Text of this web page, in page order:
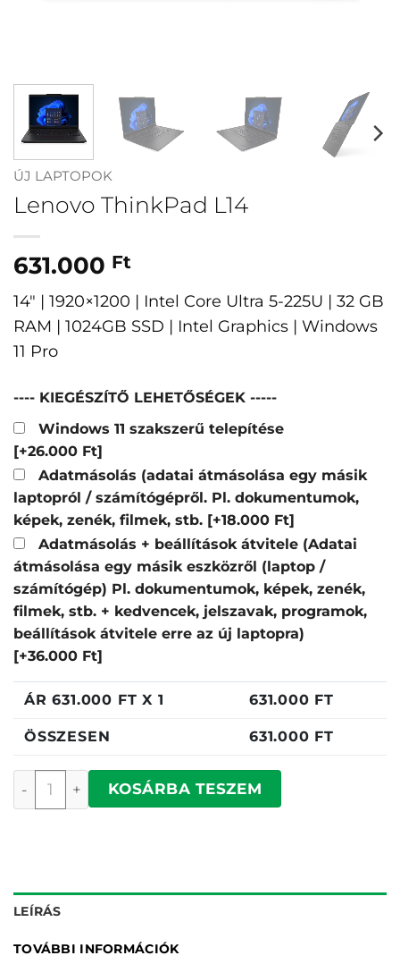
ÚJ LAPTOPOK
Lenovo ThinkPad L14
631.000 Ft
14″ | 1920×1200 | Intel Core Ultra 5-225U | 32 GB
RAM | 1024GB SSD | Intel Graphics | Windows
11 Pro
---- KIEGÉSZÍTŐ LEHETŐSÉGEK -----
Windows 11 szakszerű telepítése
[+26.000 Ft]
Adatmásolás (adatai átmásolása egy másik
laptopról / számítógépről. Pl. dokumentumok,
képek, zenék, filmek, stb. [+18.000 Ft]
Adatmásolás + beállítások átvitele (Adatai
átmásolása egy másik eszközről (laptop /
számítógép) Pl. dokumentumok, képek, zenék,
filmek, stb. + kedvencek, jelszavak, programok,
beállítások átvitele erre az új laptopra)
[+36.000 Ft]
ÁR631.000 FT X 1 631.000 FT
ÖSSZESEN 631.000 FT
Lenovo ThinkPad L14 mennyiség
KOSÁRBA TESZEM
LEÍRÁS
TOVÁBBI INFORMÁCIÓK